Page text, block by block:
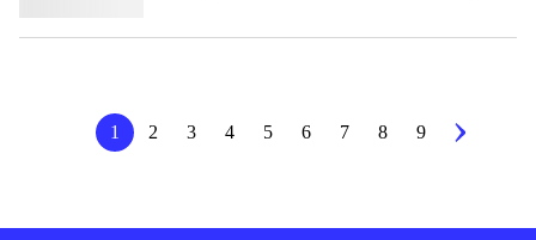
1 2 3 4 5 6 7 8 9